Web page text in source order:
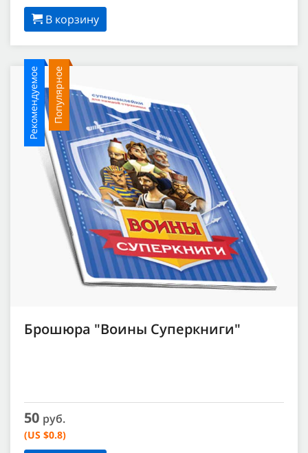
В корзину
Рекомендуемое Популярное
Брошюра "Воины Суперкниги"
50 руб.
(US $0.8)